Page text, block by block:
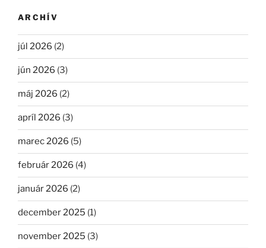
ARCHÍV
júl 2026 (2)
jún 2026 (3)
máj 2026 (2)
apríl 2026 (3)
marec 2026 (5)
február 2026 (4)
január 2026 (2)
december 2025 (1)
november 2025 (3)